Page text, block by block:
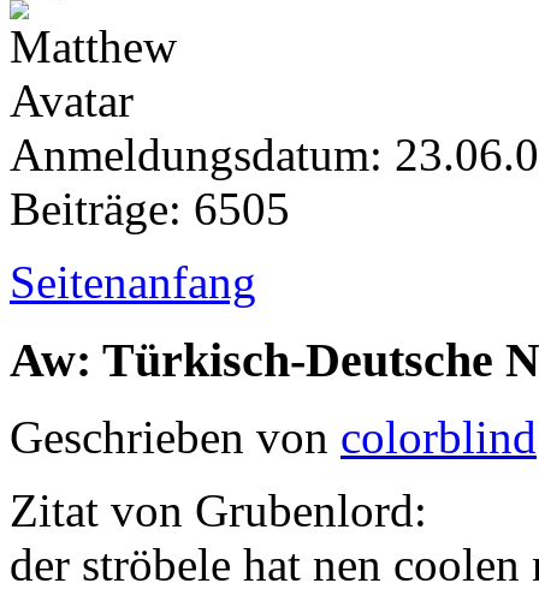
Anmeldungsdatum:
Beiträge: 6505
Seitenanfang
Aw: Türkisch-Deutsche
Geschrieben von colorblind
Zitat von Grubenlord:
der ströbele hat nen